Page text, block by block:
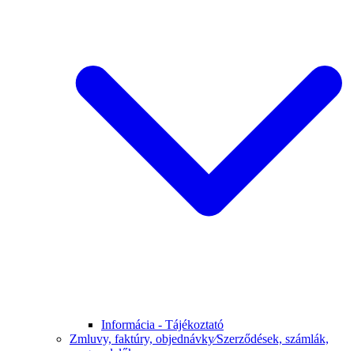
Informácia - Tájékoztató
Zmluvy, faktúry, objednávky⁄Szerződések, számlák,